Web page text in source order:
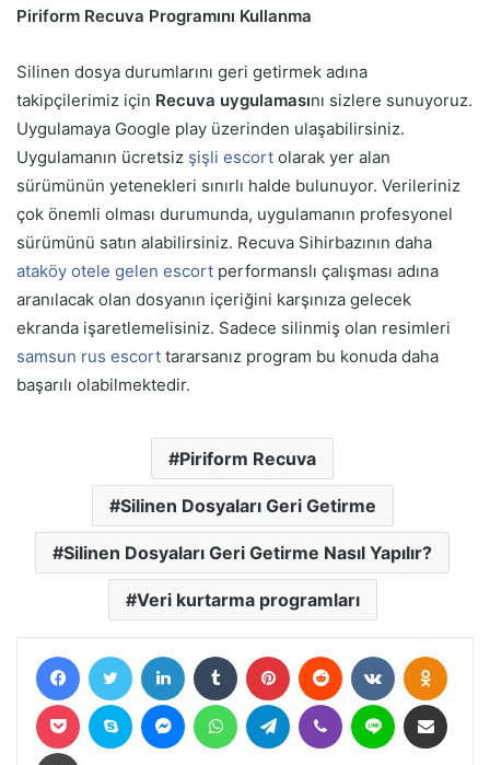
Piriform Recuva Programını Kullanma
Silinen dosya durumlarını geri getirmek adına
takipçilerimiz için Recuva uygulamasını sizlere sunuyoruz.
Uygulamaya Google play üzerinden ulaşabilirsiniz.
Uygulamanın ücretsiz şişli escort olarak yer alan
sürümünün yetenekleri sınırlı halde bulunuyor. Verileriniz
çok önemli olması durumunda, uygulamanın profesyonel
sürümünü satın alabilirsiniz. Recuva Sihirbazının daha
ataköy otele gelen escort performanslı çalışması adına
aranılacak olan dosyanın içeriğini karşınıza gelecek
ekranda işaretlemelisiniz. Sadece silinmiş olan resimleri
samsun rus escort tararsanız program bu konuda daha
başarılı olabilmektedir.
Piriform Recuva
Silinen Dosyaları Geri Getirme
Silinen Dosyaları Geri Getirme Nasıl Yapılır?
Veri kurtarma programları
FacebookTwitter LinkedIn Tumblr Pinterest Reddit VKontakte
Pocket Skype MessengerWhatsAppTelegram Viber Line
Yazdır